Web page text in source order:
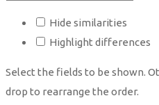
Hide similarities
Highlight differences
Select the fields to be shown.
drop to rearrange the order.